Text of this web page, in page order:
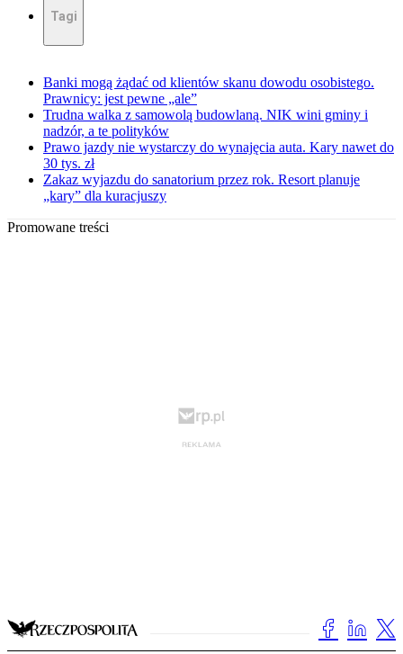
Tagi
Banki mogą żądać od klientów skanu dowodu osobistego.
Prawnicy: jest pewne „ale”
Trudna walka z samowolą budowlaną. NIK wini gminy i
nadzór, a te polityków
Prawo jazdy nie wystarczy do wynajęcia auta. Kary nawet do
30 tys. zł
Zakaz wyjazdu do sanatorium przez rok. Resort planuje
„kary” dla kuracjuszy
Promowane treści